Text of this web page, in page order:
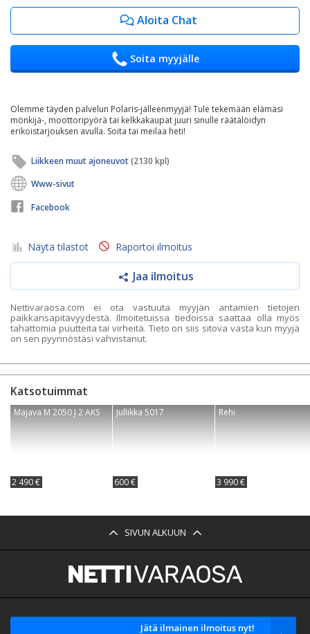
Aloita Chat
Soita myyjälle
Olemme täyden palvelun Polaris-jälleenmyyjä! Tule tekemään elämäsi
mönkijä-, moottoripyörä tai kelkkakaupat juuri sinulle räätälöidyn
erikoistarjouksen avulla. Soita tai meilaa heti!
Liikkeen muut ajoneuvot(2130 kpl)
Www-sivut
Facebook
Näytä tilastot Raportoi ilmoitus
Jaa ilmoitus
Nettivaraosa.com ei ota vastuuta myyjän antamien tietojen
paikkansapitävyydestä. Ilmoitetuissa tiedoissa saattaa olla myös
tahattomia puutteita tai virheitä. Tieto on siis sitova vasta kun myyjä
on sen pyynnöstäsi vahvistanut.
Katsotuimmat
Majava M 2050 J 2 AKS
2 490 €
Jullikka 5017
600 €
Rehi
3 990 €
SIVUN ALKUUN
Jätä ilmainen ilmoitus nyt!